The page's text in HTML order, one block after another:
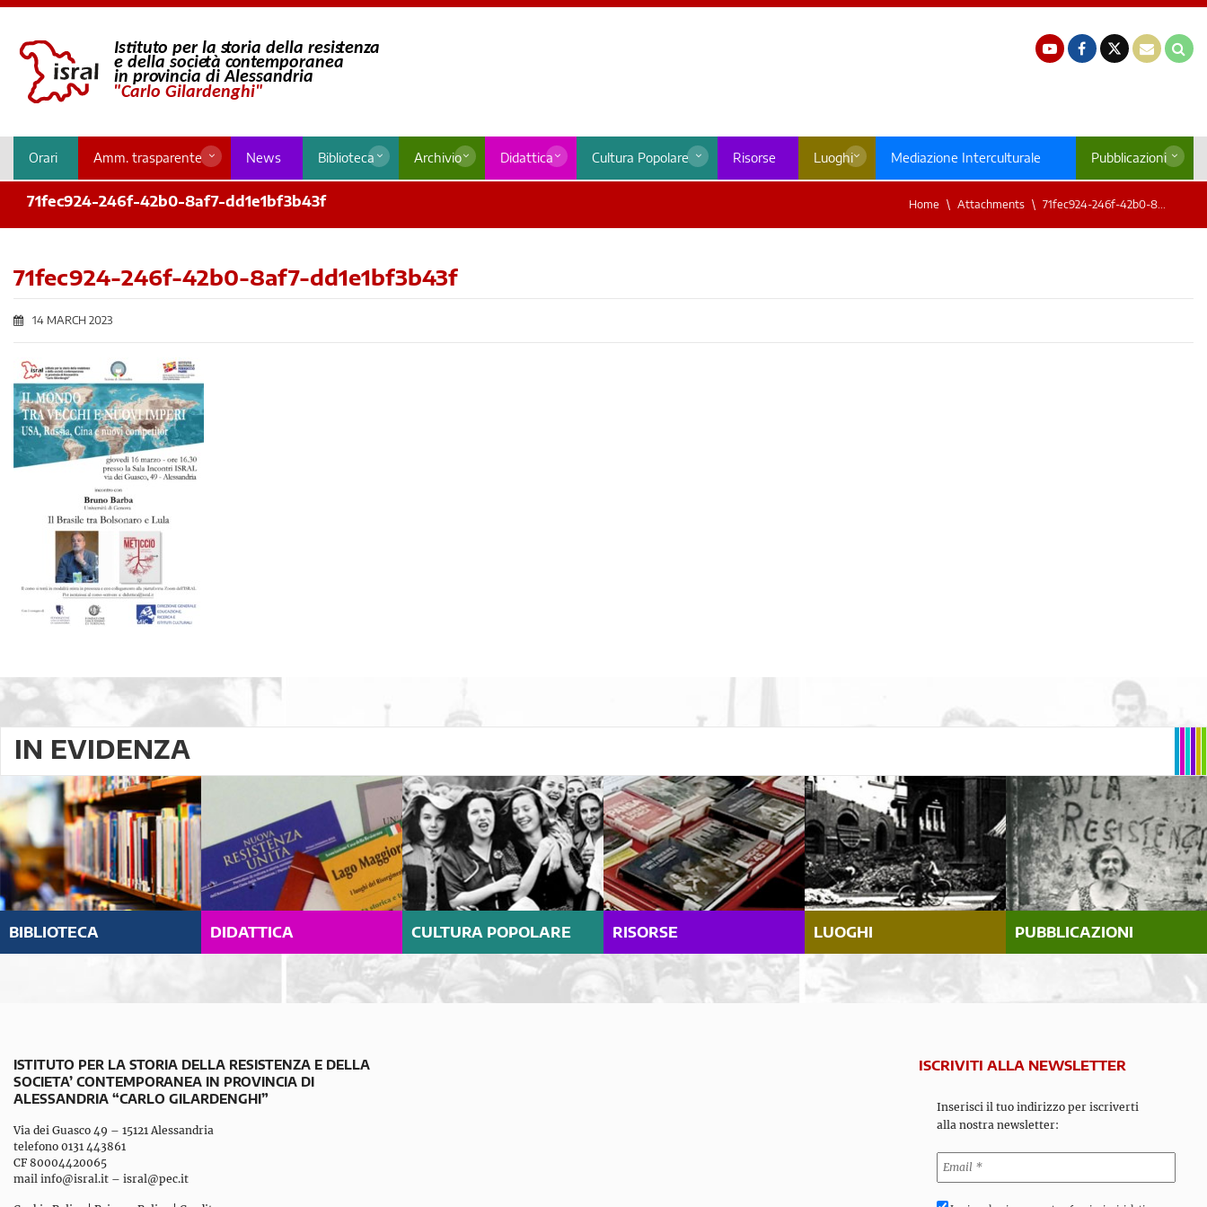
Orari Amm. trasparente News Biblioteca Archivio Didattica Cultura Popolare Risorse Luoghi Mediazione Interculturale Pubblicazioni
71fec924-246f-42b0-8af7-dd1e1bf3b43f Home Attachments 71fec924-246f-42b0-8...
71fec924-246f-42b0-8af7-dd1e1bf3b43f
14 MARCH 2023
IN EVIDENZA
BIBLIOTECA DIDATTICA CULTURA POPOLARE RISORSE LUOGHI PUBBLICAZIONI
ISTITUTO PER LA STORIA DELLA RESISTENZA E DELLA
SOCIETA’ CONTEMPORANEA IN PROVINCIA DI
ALESSANDRIA “CARLO GILARDENGHI”
Via dei Guasco 49 – 15121 Alessandria
telefono 0131 443861
CF 80004420065
mail info@isral.it – isral@pec.it
ISCRIVITI ALLA NEWSLETTER
Inserisci il tuo indirizzo per iscriverti
alla nostra newsletter: